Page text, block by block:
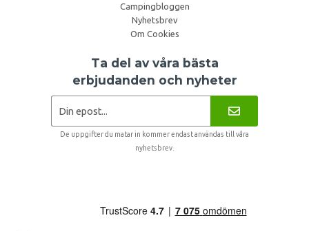
Campingbloggen
Nyhetsbrev
Om Cookies
Ta del av våra bästa
erbjudanden och nyheter
De uppgifter du matar in kommer endast användas till våra
nyhetsbrev.